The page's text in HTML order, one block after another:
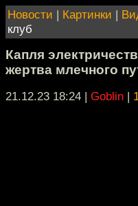
Новости | Картинки |
клуб
Капля
жертва млечного
21.12.23 18:24 | Goblin |